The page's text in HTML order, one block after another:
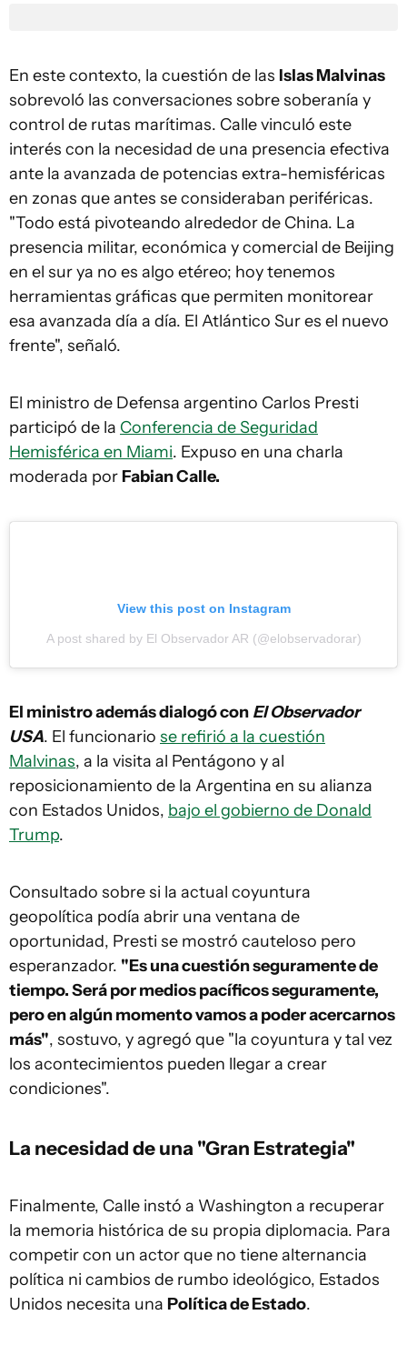
En este contexto, la cuestión de las Islas Malvinas
sobrevoló las conversaciones sobre soberanía y
control de rutas marítimas. Calle vinculó este
interés con la necesidad de una presencia efectiva
ante la avanzada de potencias extra-hemisféricas
en zonas que antes se consideraban periféricas.
"Todo está pivoteando alrededor de China. La
presencia militar, económica y comercial de Beijing
en el sur ya no es algo etéreo; hoy tenemos
herramientas gráficas que permiten monitorear
esa avanzada día a día. El Atlántico Sur es el nuevo
frente", señaló.
El ministro de Defensa argentino Carlos Presti
participó de la Conferencia de Seguridad
Hemisférica en Miami. Expuso en una charla
moderada por Fabian Calle.
View this post on Instagram
A post shared by El Observador AR (@elobservadorar)
El ministro además dialogó con El Observador
USA. El funcionario se refirió a la cuestión
Malvinas, a la visita al Pentágono y al
reposicionamiento de la Argentina en su alianza
con Estados Unidos, bajo el gobierno de Donald
Trump.
Consultado sobre si la actual coyuntura
geopolítica podía abrir una ventana de
oportunidad, Presti se mostró cauteloso pero
esperanzador. "Es una cuestión seguramente de
tiempo. Será por medios pacíficos seguramente,
pero en algún momento vamos a poder acercarnos
más", sostuvo, y agregó que "la coyuntura y tal vez
los acontecimientos pueden llegar a crear
condiciones".
La necesidad de una "Gran Estrategia"
Finalmente, Calle instó a Washington a recuperar
la memoria histórica de su propia diplomacia. Para
competir con un actor que no tiene alternancia
política ni cambios de rumbo ideológico, Estados
Unidos necesita una Política de Estado.